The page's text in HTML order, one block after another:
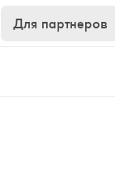
Для партнеров